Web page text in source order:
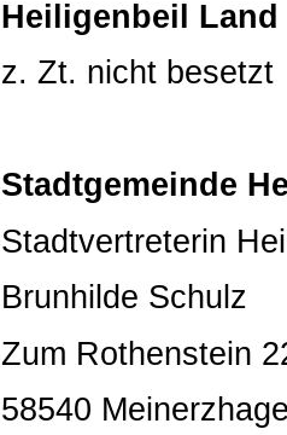
Heiligenbeil Land
z. Zt. nicht besetzt
Stadtgemeinde
Stadtvertreterin
Brunhilde Schulz
Zum Rothenstein
58540